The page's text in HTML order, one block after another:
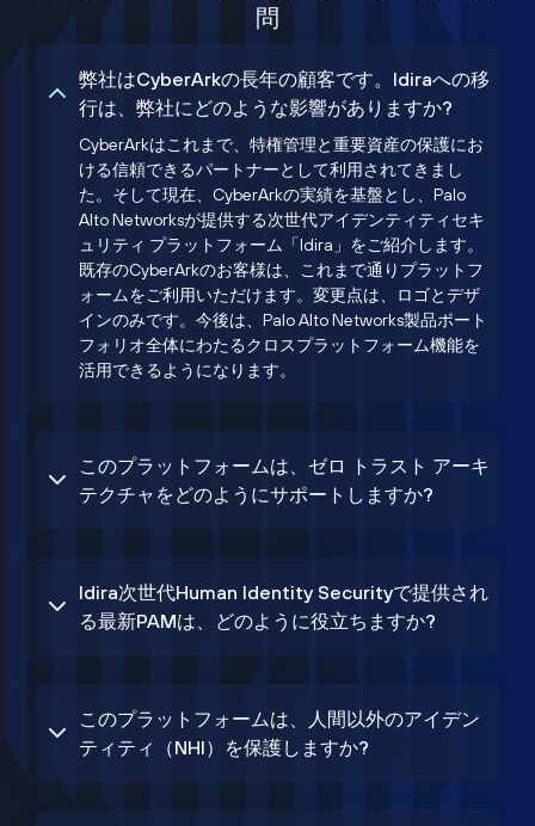
問
弊社はCyberArkの長年の顧客です。Idiraへの移
行は、弊社にどのような影響がありますか?
CyberArkはこれまで、特権管理と重要資産の保護にお
ける信頼できるパートナーとして利用されてきまし
た。そして現在、CyberArkの実績を基盤とし、Palo
Alto Networksが提供する次世代アイデンティティセキ
ュリティ プラットフォーム「Idira」をご紹介します。
既存のCyberArkのお客様は、これまで通りプラットフ
ォームをご利用いただけます。変更点は、ロゴとデザ
インのみです。今後は、Palo Alto Networks製品ポート
フォリオ全体にわたるクロスプラットフォーム機能を
活用できるようになります。
このプラットフォームは、ゼロ トラスト アーキ
テクチャをどのようにサポートしますか?
Idira次世代Human Identity Securityで提供され
る最新PAMは、どのように役立ちますか?
このプラットフォームは、人間以外のアイデン
ティティ（NHI）を保護しますか?